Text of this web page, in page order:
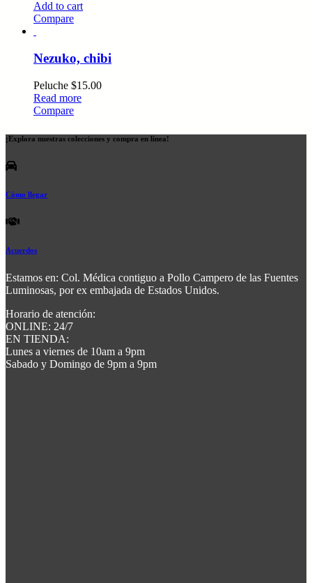
Add to cart
Compare
Nezuko, chibi
Peluche $15.00
Read more
Compare
¡Explora nuestras colecciones y compra en línea!
Cómo llegar
Acuerdos
Estamos en: Col. Médica contiguo a Pollo Campero de las Fuentes
Luminosas, por ex embajada de Estados Unidos.
Horario de atención:
ONLINE: 24/7
EN TIENDA:
Lunes a viernes de 10am a 9pm
Sabado y Domingo de 9pm a 9pm